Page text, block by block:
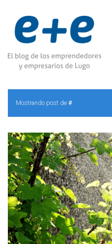
Mostrando post de #